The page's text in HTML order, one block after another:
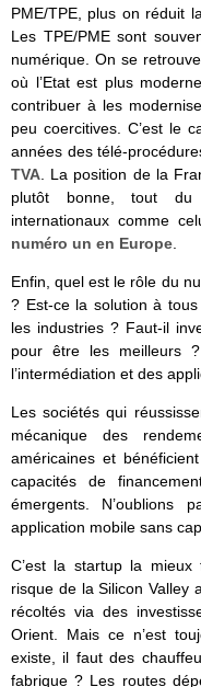
PME/TPE, plus on réduit
Les TPE/PME sont
numérique. On se
où l’Etat est plus
contribuer à les
peu coercitives. C’est le
années des télé-
TVA . La position de la
plutôt bonne, tout du
internationaux comme
numéro un en Europe
Enfin, quel est le rôle du
? Est-ce la solution à
les industries ? Faut-il
pour être les meilleurs
l’intermédiation et des
Les sociétés qui
mécanique des
américaines et
capacités de
émergents. N’oublions
application mobile sans
C’est la startup la mieux
risque de la Silicon
récoltés via des
Orient. Mais ce n’est
existe, il faut des
fabrique ? Les routes